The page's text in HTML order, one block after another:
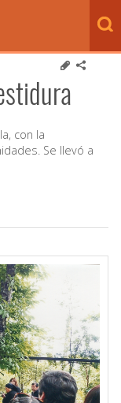
con la
Se llevó a